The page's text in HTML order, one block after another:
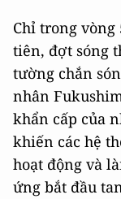
Chỉ trong
tiên, đợt sóng
tường chắn
nhân
khẩn cấp của
khiến các hệ
hoạt động và
ứng bắt đầu